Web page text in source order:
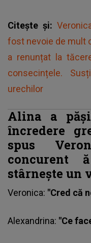
Citește și:
fost nevoie de mult
a renunțat la
consecințele.
urechilor
Alina a
încredere
spus
concurent
stârnește un
Veronica: "Cred că
Alexandrina: "Ce